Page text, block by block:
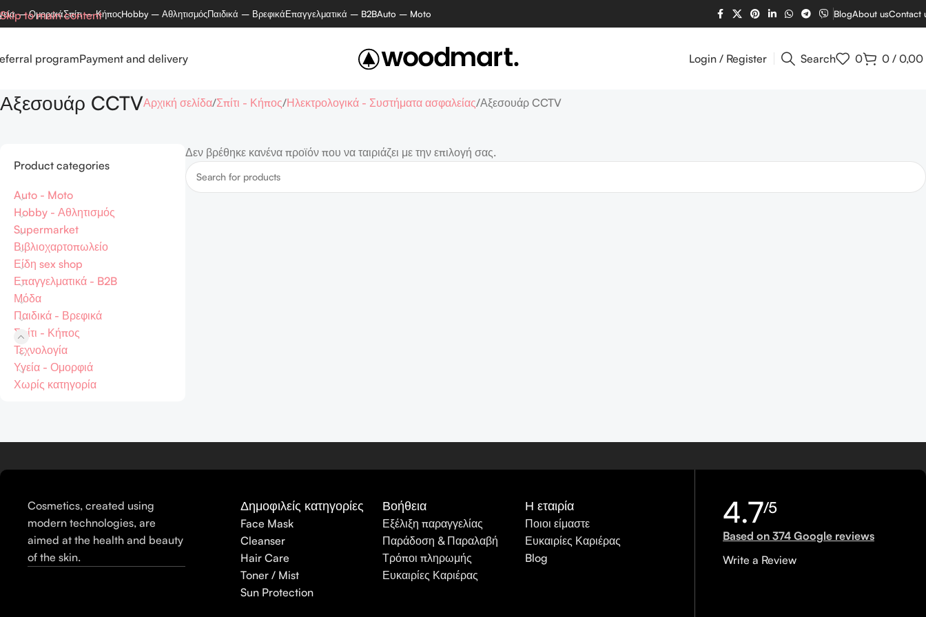
Skip to main content
– ΟμορφιάΣπίτι – ΚήποςHobby – ΑθλητισμόςΠαιδικά – ΒρεφικάΕπαγγελματικά – B2BAuto – Moto BlogAbout usContact
programPayment and delivery Login / Register Search 0 0 / 0,00
Αξεσουάρ CCTVΑρχική σελίδα Σπίτι - Κήπος Ηλεκτρολογικά - Συστήματα ασφαλείας Αξεσουάρ CCTV
Product categories
Auto - Moto
Hobby - Αθλητισμός
Supermarket
Βιβλιοχαρτοπωλείο
Είδη sex shop
Επαγγελματικά - B2B
Μόδα
Παιδικά - Βρεφικά
Σπίτι - Κήπος
Τεχνολογία
Υγεία - Ομορφιά
Χωρίς κατηγορία
Δεν βρέθηκε κανένα προϊόν που να ταιριάζει με την επιλογή σας.
Cosmetics, created using
modern technologies, are
aimed at the health and beauty
of the skin.
Δημοφιλείς κατηγορίες
Face Mask
Cleanser
Hair Care
Toner / Mist
Sun Protection
Βοήθεια
Εξέλιξη παραγγελίας
Παράδοση & Παραλαβή
Τρόποι πληρωμής
Ευκαιρίες Καριέρας
Η εταιρία
Ποιοι είμαστε
Ευκαιρίες Καριέρας
Blog
4.7/5
Based on 374 Google reviews
Write a Review